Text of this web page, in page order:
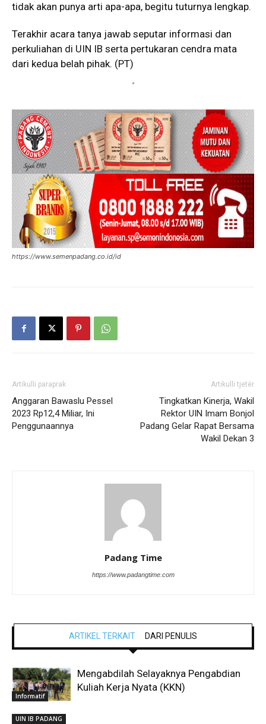
tidak akan punya arti apa-apa, begitu tuturnya lengkap.
Terakhir acara tanya jawab seputar informasi dan
perkuliahan di UIN IB serta pertukaran cendra mata
dari kedua belah pihak. (PT)
*
https://www.semenpadang.co.id/id
Artikulli paraprak
Anggaran Bawaslu Pessel
2023 Rp12,4 Miliar, Ini
Penggunaannya
Artikulli tjetër
Tingkatkan Kinerja, Wakil
Rektor UIN Imam Bonjol
Padang Gelar Rapat Bersama
Wakil Dekan 3
Padang Time
https://www.padangtime.com
ARTIKEL TERKAIT DARI PENULIS
Informatif
Mengabdilah Selayaknya Pengabdian
Kuliah Kerja Nyata (KKN)
UIN IB PADANG